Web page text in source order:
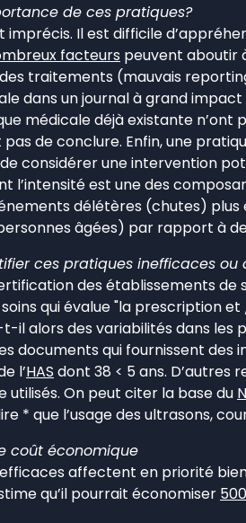
de ces pratiques?
imprécis. Il est difficile
facteurs peuvent aboutir
traitements (mauvais
dans un journal à grand
médicale déjà existante
pas de conclure. Enfin, une
considérer une intervention
l’intensité est une des
délétères (chutes)
âgées) par rapport à
ces pratiques inefficaces ou
des établissements de
qui évalue "la prescription
t-il alors des variabilités dans
documents qui fournissent des
l’HAS dont 38 < 5 ans.
utilisés. On peut citer la base du
* que l’usage des ultrasons,
coût économique
affectent en priorité
qu’il pourrait économiser